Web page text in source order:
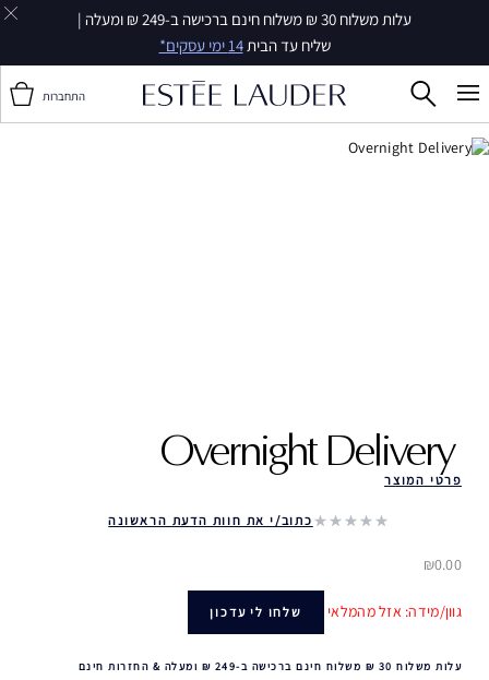
עלות משלוח 30 ₪ משלוח חינם ברכישה ב-249 ₪ ומעלה |
שליח עד הבית14 ימי עסקים*
התחברות
Overnight Delivery ‎
פרטי המוצר
כתוב/י את חוות הדעת הראשונה
₪0.00
גוון/מידה: אזל מהמלאי שלחו לי עדכון
עלות משלוח 30 ₪ משלוח חינם ברכישה ב-249 ₪ ומעלה & החזרות חינם